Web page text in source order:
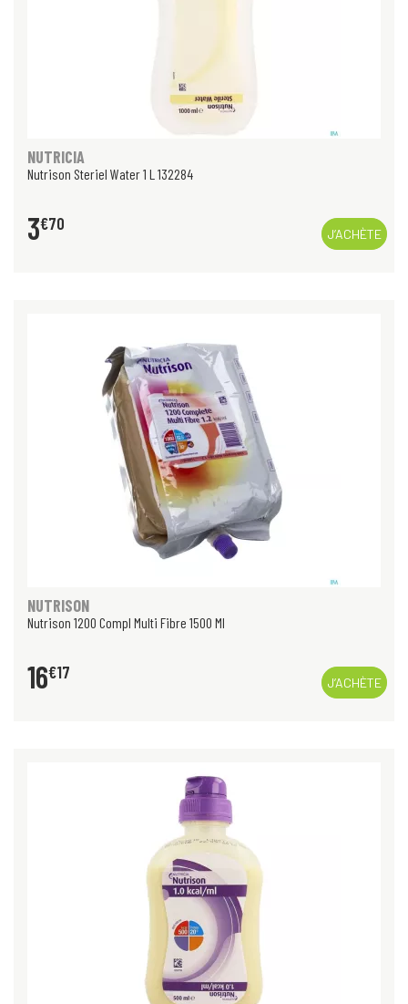
NUTRICIA
Nutrison Steriel Water 1 L 132284
3€70
J’ACHÈTE
NUTRISON
Nutrison 1200 Compl Multi Fibre 1500 Ml
16€17
J’ACHÈTE